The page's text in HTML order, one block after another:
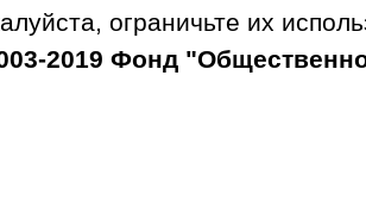
ограничьте их
2019 Фонд